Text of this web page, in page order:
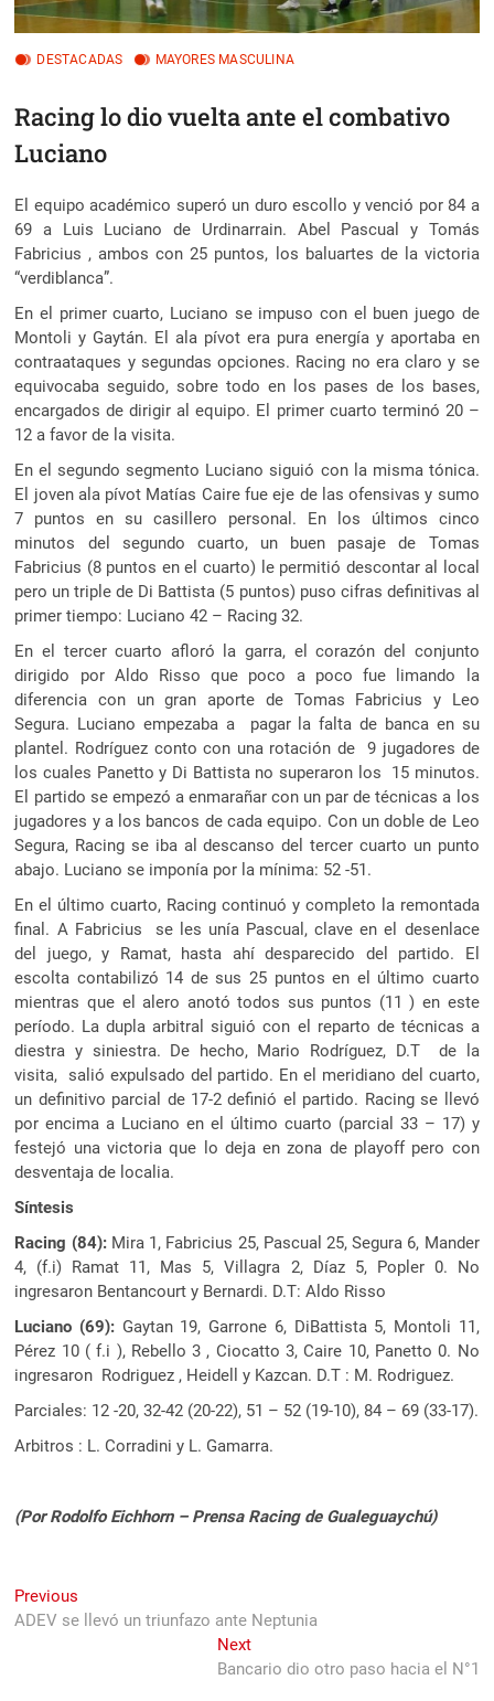
DESTACADAS MAYORES MASCULINA
Racing lo dio vuelta ante el combativo
Luciano
El equipo académico superó un duro escollo y venció por 84 a
69 a Luis Luciano de Urdinarrain. Abel Pascual y Tomás
Fabricius , ambos con 25 puntos, los baluartes de la victoria
“verdiblanca”.
En el primer cuarto, Luciano se impuso con el buen juego de
Montoli y Gaytán. El ala pívot era pura energía y aportaba en
contraataques y segundas opciones. Racing no era claro y se
equivocaba seguido, sobre todo en los pases de los bases,
encargados de dirigir al equipo. El primer cuarto terminó 20 –
12 a favor de la visita.
En el segundo segmento Luciano siguió con la misma tónica.
El joven ala pívot Matías Caire fue eje de las ofensivas y sumo
7 puntos en su casillero personal. En los últimos cinco
minutos del segundo cuarto, un buen pasaje de Tomas
Fabricius (8 puntos en el cuarto) le permitió descontar al local
pero un triple de Di Battista (5 puntos) puso cifras definitivas al
primer tiempo: Luciano 42 – Racing 32.
En el tercer cuarto afloró la garra, el corazón del conjunto
dirigido por Aldo Risso que poco a poco fue limando la
diferencia con un gran aporte de Tomas Fabricius y Leo
Segura. Luciano empezaba a pagar la falta de banca en su
plantel. Rodríguez conto con una rotación de 9 jugadores de
los cuales Panetto y Di Battista no superaron los 15 minutos.
El partido se empezó a enmarañar con un par de técnicas a los
jugadores y a los bancos de cada equipo. Con un doble de Leo
Segura, Racing se iba al descanso del tercer cuarto un punto
abajo. Luciano se imponía por la mínima: 52 -51.
En el último cuarto, Racing continuó y completo la remontada
final. A Fabricius se les unía Pascual, clave en el desenlace
del juego, y Ramat, hasta ahí desparecido del partido. El
escolta contabilizó 14 de sus 25 puntos en el último cuarto
mientras que el alero anotó todos sus puntos (11 ) en este
período. La dupla arbitral siguió con el reparto de técnicas a
diestra y siniestra. De hecho, Mario Rodríguez, D.T de la
visita, salió expulsado del partido. En el meridiano del cuarto,
un definitivo parcial de 17-2 definió el partido. Racing se llevó
por encima a Luciano en el último cuarto (parcial 33 – 17) y
festejó una victoria que lo deja en zona de playoff pero con
desventaja de localia.
Síntesis
Racing (84):Mira 1, Fabricius 25, Pascual 25, Segura 6, Mander
4, (f.i) Ramat 11, Mas 5, Villagra 2, Díaz 5, Popler 0. No
ingresaron Bentancourt y Bernardi. D.T: Aldo Risso
Luciano (69): Gaytan 19, Garrone 6, DiBattista 5, Montoli 11,
Pérez 10 ( f.i ), Rebello 3 , Ciocatto 3, Caire 10, Panetto 0. No
ingresaron Rodriguez , Heidell y Kazcan. D.T : M. Rodriguez.
Parciales: 12 -20, 32-42 (20-22), 51 – 52 (19-10), 84 – 69 (33-17).
Arbitros : L. Corradini y L. Gamarra.
(Por Rodolfo Eichhorn – Prensa Racing de Gualeguaychú)
Navegación
de
Previous
post:
ADEV se llevó un triunfazo ante Neptunia
NextNext
post:
Bancario dio otro paso hacia el N°1